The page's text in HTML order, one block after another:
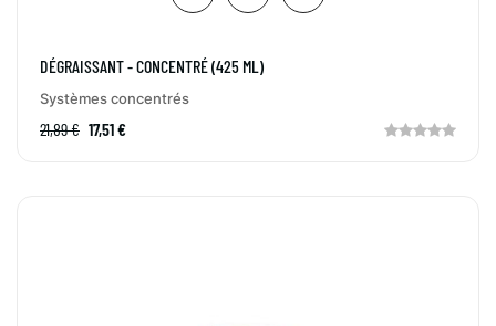
DÉGRAISSANT - CONCENTRÉ (425 ML)
Systèmes concentrés
21,89 € 17,51 €